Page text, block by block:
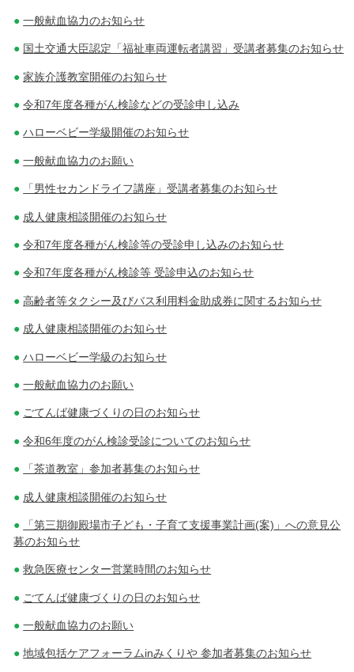
一般献血協力のお知らせ
国土交通大臣認定「福祉車両運転者講習」受講者募集のお知らせ
家族介護教室開催のお知らせ
令和7年度各種がん検診などの受診申し込み
ハローベビー学級開催のお知らせ
一般献血協力のお願い
「男性セカンドライフ講座」受講者募集のお知らせ
成人健康相談開催のお知らせ
令和7年度各種がん検診等の受診申し込みのお知らせ
令和7年度各種がん検診等 受診申込のお知らせ
高齢者等タクシー及びバス利用料金助成券に関するお知らせ
成人健康相談開催のお知らせ
ハローベビー学級のお知らせ
一般献血協力のお願い
ごてんば健康づくりの日のお知らせ
令和6年度のがん検診受診についてのお知らせ
「茶道教室」参加者募集のお知らせ
成人健康相談開催のお知らせ
「第三期御殿場市子ども・子育て支援事業計画(案)」への意見公
募のお知らせ
救急医療センター営業時間のお知らせ
ごてんば健康づくりの日のお知らせ
一般献血協力のお願い
地域包括ケアフォーラムinみくりや 参加者募集のお知らせ